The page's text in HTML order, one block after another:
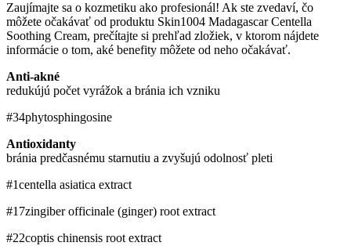
Zaujímajte sa o kozmetiku ako profesionál! Ak ste zvedaví, čo
môžete očakávať od produktu Skin1004 Madagascar Centella
Soothing Cream, prečítajte si prehľad zložiek, v ktorom nájdete
informácie o tom, aké benefity môžete od neho očakávať.
Anti-akné
redukújú počet vyrážok a bránia ich vzniku
#34phytosphingosine
Antioxidanty
bránia predčasnému starnutiu a zvyšujú odolnosť pleti
#1centella asiatica extract
#17zingiber officinale (ginger) root extract
#22coptis chinensis root extract